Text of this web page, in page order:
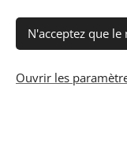
© 2023 Les
N'acceptez que le
Ouvrir les